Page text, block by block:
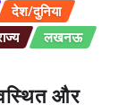
देश/दुनिया
लखनऊ
और